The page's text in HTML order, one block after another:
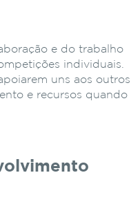
e do trabalho
individuais.
uns aos outros
e recursos quando